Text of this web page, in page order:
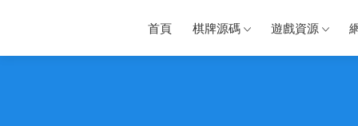
首頁 棋牌源碼 遊戲資源